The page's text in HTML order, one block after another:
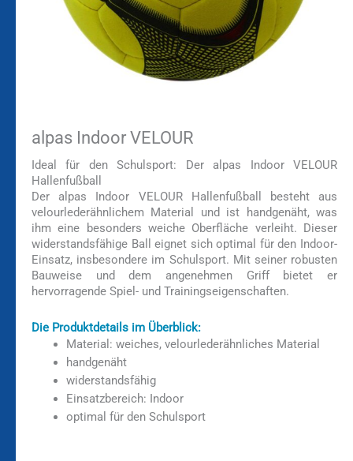
alpas Indoor VELOUR
Ideal für den Schulsport: Der alpas Indoor VELOUR
Hallenfußball
Der alpas Indoor VELOUR Hallenfußball besteht aus
velourlederähnlichem Material und ist handgenäht, was
ihm eine besonders weiche Oberfläche verleiht. Dieser
widerstandsfähige Ball eignet sich optimal für den Indoor-
Einsatz, insbesondere im Schulsport. Mit seiner robusten
Bauweise und dem angenehmen Griff bietet er
hervorragende Spiel- und Trainingseigenschaften.
Die Produktdetails im Überblick:
Material: weiches, velourlederähnliches Material
handgenäht
widerstandsfähig
Einsatzbereich: Indoor
optimal für den Schulsport